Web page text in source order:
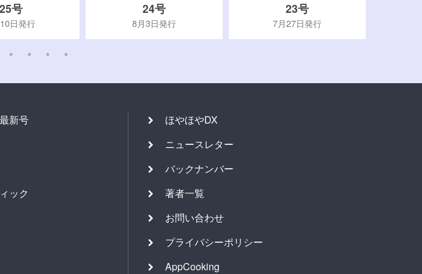
25号
日発行
24号
8月3日発行
23号
7月27日発行
新号
ック
ほやほやDX
ニュースレター
バックナンバー
著者一覧
お問い合わせ
プライバシーポリシー
AppCooking